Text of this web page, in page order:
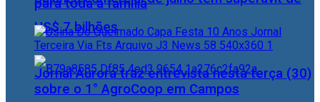
US$ 7 bilhões
para toda a família
Jornal Aurora traz entrevista nesta terça (30)
sobre o 1° AgroCoop em Campos